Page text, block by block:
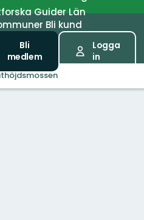
GuiderLän
Bli kund
Bli
medlem
Logga
in